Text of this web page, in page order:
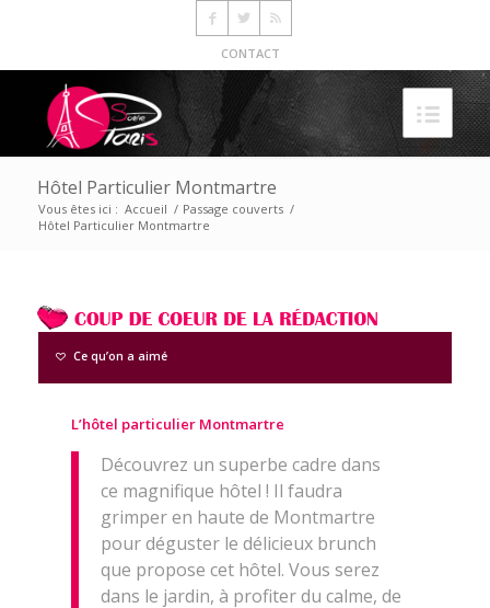
CONTACT
Hôtel Particulier Montmartre
Vous êtes ici : Accueil / Passage couverts /
Hôtel Particulier Montmartre
Ce qu’on a aimé
L’hôtel particulier Montmartre
Découvrez un superbe cadre dans
ce magnifique hôtel ! Il faudra
grimper en haute de Montmartre
pour déguster le délicieux brunch
que propose cet hôtel. Vous serez
dans le jardin, à profiter du calme, de